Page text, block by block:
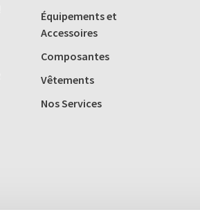
Équipements et
Accessoires
Composantes
Vêtements
Nos Services